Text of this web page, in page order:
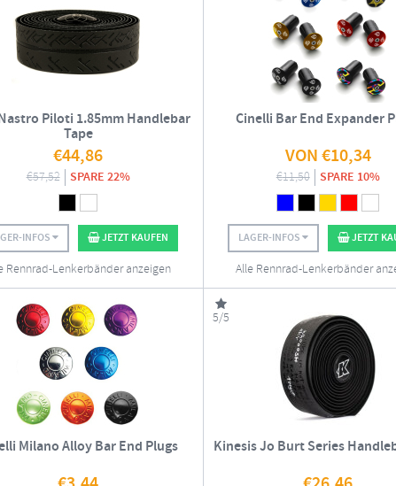
Piloti 1.85mm Handlebar
Tape
€44,86
€57,52 SPARE 22%
INFOS JETZT KAUFEN
Rennrad-Lenkerbänder anzeigen
Cinelli Bar End Expander
VON€10,34
€11,50 SPARE 10%
LAGER-INFOS JETZT
Alle Rennrad-Lenkerbänder
Milano Alloy Bar End Plugs
5/5
Kinesis Jo Burt Series